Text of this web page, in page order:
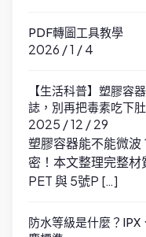
PDF轉圖工具教學
2026 / 1 / 4
【生活科普】塑膠容
誌，別再把毒素吃下肚
2025 / 12 / 29
塑膠容器能不能微
密！本文整理完整材
PET 與 5號P […]
防水等級是什麼？